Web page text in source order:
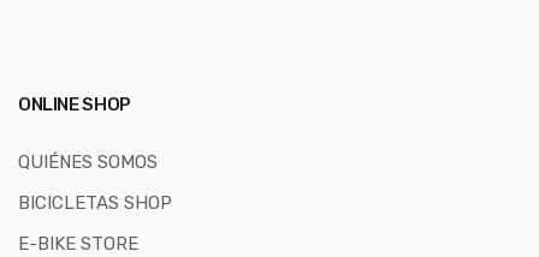
ONLINE SHOP
QUIÉNES SOMOS
BICICLETAS SHOP
E-BIKE STORE